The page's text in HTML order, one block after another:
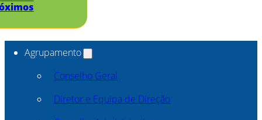
Agrupamento
Conselho Geral
Diretor e Equipa de Direção